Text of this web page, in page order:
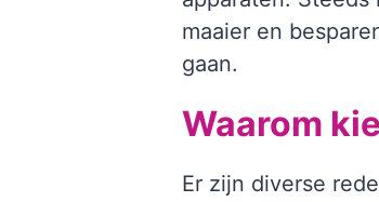
maaier en
gaan.
Waarom
Er zijn diverse